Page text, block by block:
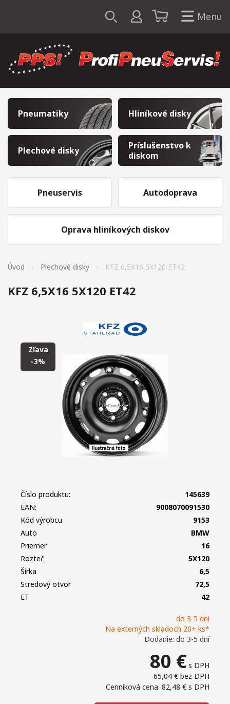
Menu
Pneumatiky Hliníkové disky
Plechové disky
Príslušenstvo k
diskom
Pneuservis
Oprava hliníkových diskov
Autodoprava
Úvod Plechové disky KFZ 6,5X16 5X120 ET42
KFZ 6,5X16 5X120 ET42
Zľava
-3%
do 3-5 dní
Na externých skladoch 20+ ks*
Dodanie: do 3-5 dní
80 € s DPH
65,04 € bez DPH
Cenníková cena: 82,48 € s DPH
Číslo produktu:
145639
EAN:
9008070091530
Kód výrobcu
9153
Auto
BMW
Priemer
16
Rozteč
5X120
Šírka
6,5
Stredový otvor
72,5
ET
42